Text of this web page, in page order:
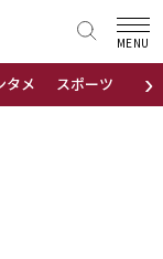
›
タメ スポーツ 地域
MENU